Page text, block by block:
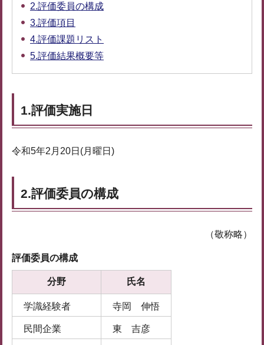
2.評価委員の構成
3.評価項目
4.評価課題リスト
5.評価結果概要等
1.評価実施日
令和5年2月20日(月曜日)
2.評価委員の構成
（敬称略）
評価委員の構成
分野 氏名
学識経験者 寺岡 伸悟
民間企業 東 吉彦